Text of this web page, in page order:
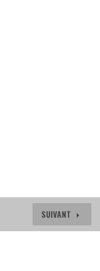
SUIVANT